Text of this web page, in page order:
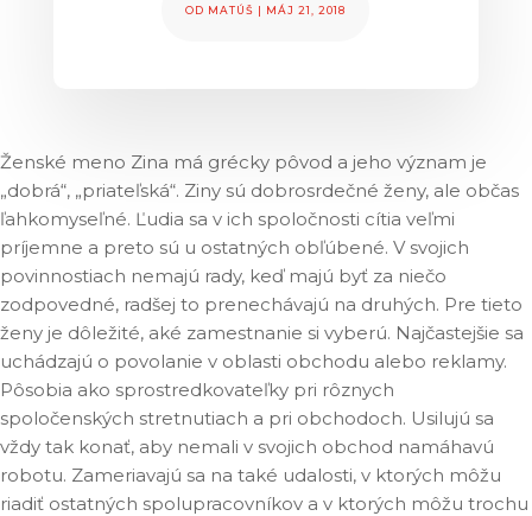
OD MATÚŠ | MÁJ 21, 2018
Ženské meno Zina má grécky pôvod a jeho význam je
„dobrá“, „priateľská“. Ziny sú dobrosrdečné ženy, ale občas
ľahkomyseľné. Ľudia sa v ich spoločnosti cítia veľmi
príjemne a preto sú u ostatných obľúbené. V svojich
povinnostiach nemajú rady, keď majú byť za niečo
zodpovedné, radšej to prenechávajú na druhých. Pre tieto
ženy je dôležité, aké zamestnanie si vyberú. Najčastejšie sa
uchádzajú o povolanie v oblasti obchodu alebo reklamy.
Pôsobia ako sprostredkovateľky pri rôznych
spoločenských stretnutiach a pri obchodoch. Usilujú sa
vždy tak konať, aby nemali v svojich obchod namáhavú
robotu. Zameriavajú sa na také udalosti, v ktorých môžu
riadiť ostatných spolupracovníkov a v ktorých môžu trochu